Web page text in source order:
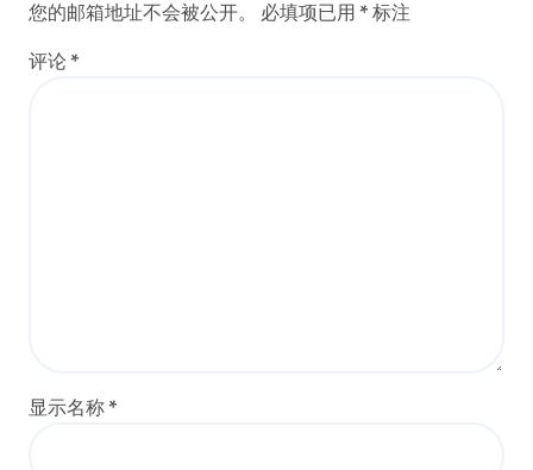
您的邮箱地址不会被公开。 必填项已用 * 标注
评论 *
显示名称 *